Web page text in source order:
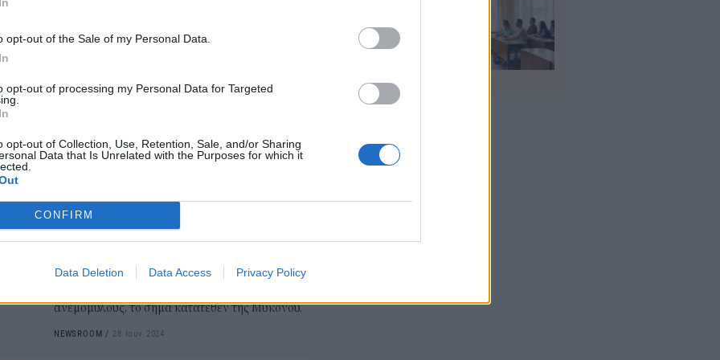
opt-out of the Sale of my Personal Data.
opt-out of processing my Personal Data for Targeted
opt-out of Collection, Use, Retention, Sale, and/or Sharing
Data that Is Unrelated with the Purposes for which it
CONFIRM
Data Deletion Data Access Privacy Policy
τηλεπικοινωνιακών αναγκών έντεκα νησιών
NEWSROOM/25 Νοε 2024
Μύκονος: Η κοσμοπολίτισσα
λαμπερό, αλλά και γραφικό
πρόσωπό της, στις διεθνείς
Η αποστολή ξεκίνησε από το Χώρα, ενώ η
ανεμόμυλους, το σήμα κατατεθέν της Μυκόνου.
NEWSROOM / 28 Ιουν 2024
(5/8) ξεκινούν οι
αιτήσεις για 5.017